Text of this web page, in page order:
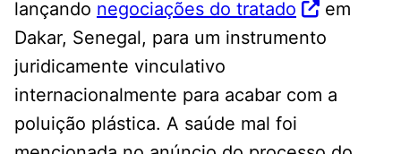
lançando negociações do tratado
em
Dakar, Senegal, para um instrumento
juridicamente vinculativo
internacionalmente para acabar com a
poluição plástica. A saúde mal foi